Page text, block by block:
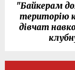
"Байкерам
територію
дівчат